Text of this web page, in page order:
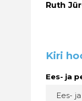
Ruth
Kiri
Ees- ja